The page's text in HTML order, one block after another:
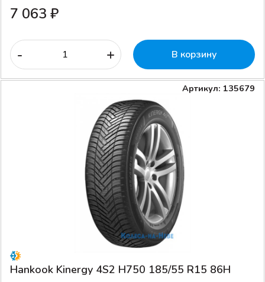
7 063 ₽
- + В корзину
Артикул: 135679
Hankook Kinergy 4S2 H750 185/55 R15 86H